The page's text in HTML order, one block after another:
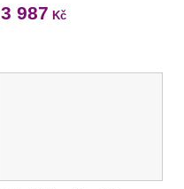
3 987 Kč